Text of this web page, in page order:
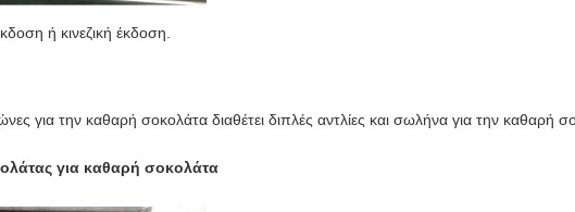
ή κινεζική έκδοση.
για την καθαρή σοκολάτα διαθέτει διπλές αντλίες και σωλήνα για την καθαρή
για καθαρή σοκολάτα